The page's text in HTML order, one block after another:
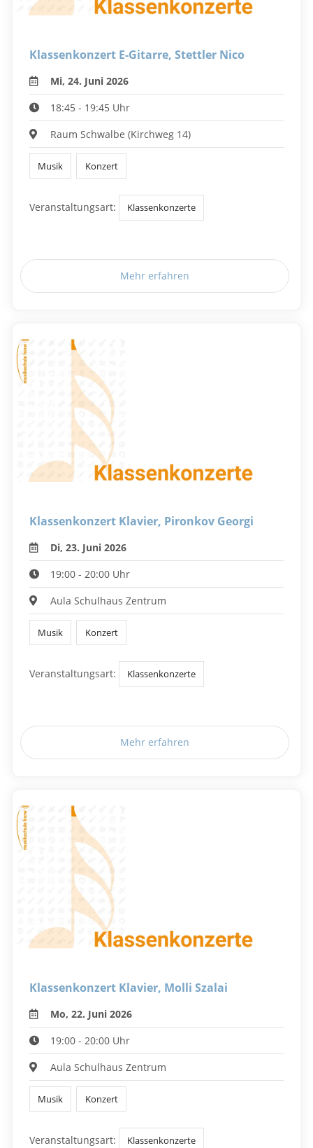
Klassenkonzert E-Gitarre, Stettler Nico
Mi, 24. Juni 2026
18:45 - 19:45 Uhr
Raum Schwalbe (Kirchweg 14)
Musik Konzert
Veranstaltungsart: Klassenkonzerte
Mehr erfahren
Klassenkonzert Klavier, Pironkov Georgi
Di, 23. Juni 2026
19:00 - 20:00 Uhr
Aula Schulhaus Zentrum
Musik Konzert
Veranstaltungsart: Klassenkonzerte
Mehr erfahren
Klassenkonzert Klavier, Molli Szalai
Mo, 22. Juni 2026
19:00 - 20:00 Uhr
Aula Schulhaus Zentrum
Musik Konzert
Veranstaltungsart: Klassenkonzerte